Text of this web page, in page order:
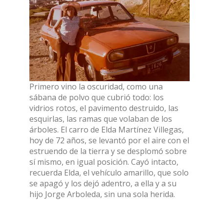
Primero vino la oscuridad, como una
sábana de polvo que cubrió todo: los
vidrios rotos, el pavimento destruido, las
esquirlas, las ramas que volaban de los
árboles. El carro de Elda Martínez Villegas,
hoy de 72 años, se levantó por el aire con el
estruendo de la tierra y se desplomó sobre
sí mismo, en igual posición. Cayó intacto,
recuerda Elda, el vehículo amarillo, que solo
se apagó y los dejó adentro, a ella y a su
hijo Jorge Arboleda, sin una sola herida.